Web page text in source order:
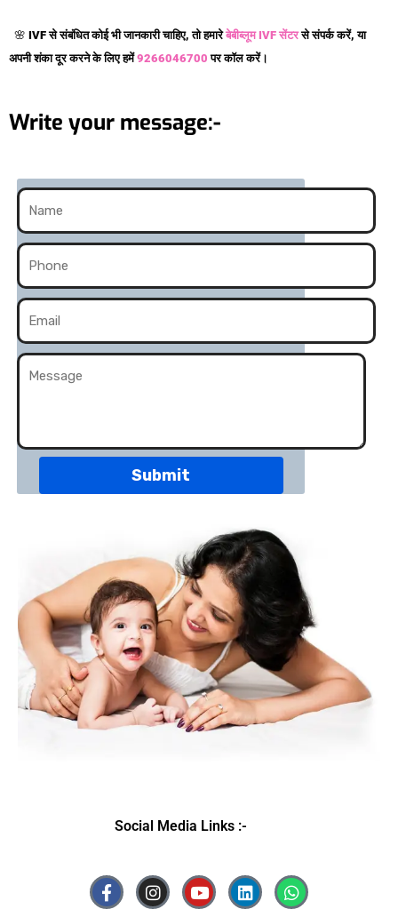
🌸 IVF से संबंधित कोई भी जानकारी चाहिए, तो हमारेबेबीब्लूम IVF सेंटरसे संपर्क करें, या
अपनी शंका दूर करने के लिए हमें9266046700पर कॉल करें।
Write your message:-
Social Media Links :-